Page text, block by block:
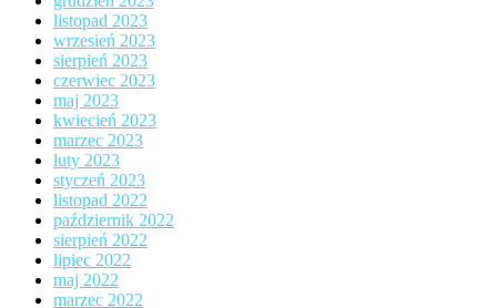
listopad 2023
wrzesień 2023
sierpień 2023
czerwiec 2023
maj 2023
kwiecień 2023
marzec 2023
luty 2023
styczeń 2023
listopad 2022
październik 2022
sierpień 2022
lipiec 2022
maj 2022
marzec 2022